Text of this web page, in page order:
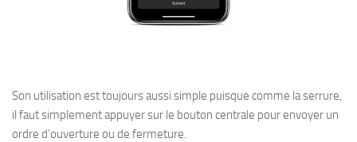
Son utilisation est toujours aussi simple puisque comme la serrure,
il faut simplement appuyer sur le bouton centrale pour envoyer un
ordre d’ouverture ou de fermeture.